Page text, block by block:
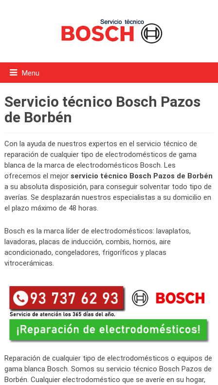
Menu
Servicio técnico Bosch Pazos
de Borbén
Con la ayuda de nuestros expertos en el servicio técnico de
reparación de cualquier tipo de electrodomésticos de gama
blanca de la marca de electrodomésticos Bosch. Les
ofrecemos el mejor servicio técnico Bosch Pazos de Borbén
a su absoluta disposición, para conseguir solventar todo tipo de
averías. Se desplazarán nuestros especialistas a su domicilio en
el plazo máximo de 48 horas.
Bosch es la marca líder de electrodomésticos: lavaplatos,
lavadoras, placas de inducción, combis, hornos, aire
acondicionado, congeladores, frigoríficos y placas
vitrocerámicas.
Reparación de cualquier tipo de electrodomésticos o equipos de
gama blanca Bosch. Somos su servicio técnico Bosch Pazos de
Borbén. Cualquier electrodoméstico que se averíe en su hogar,